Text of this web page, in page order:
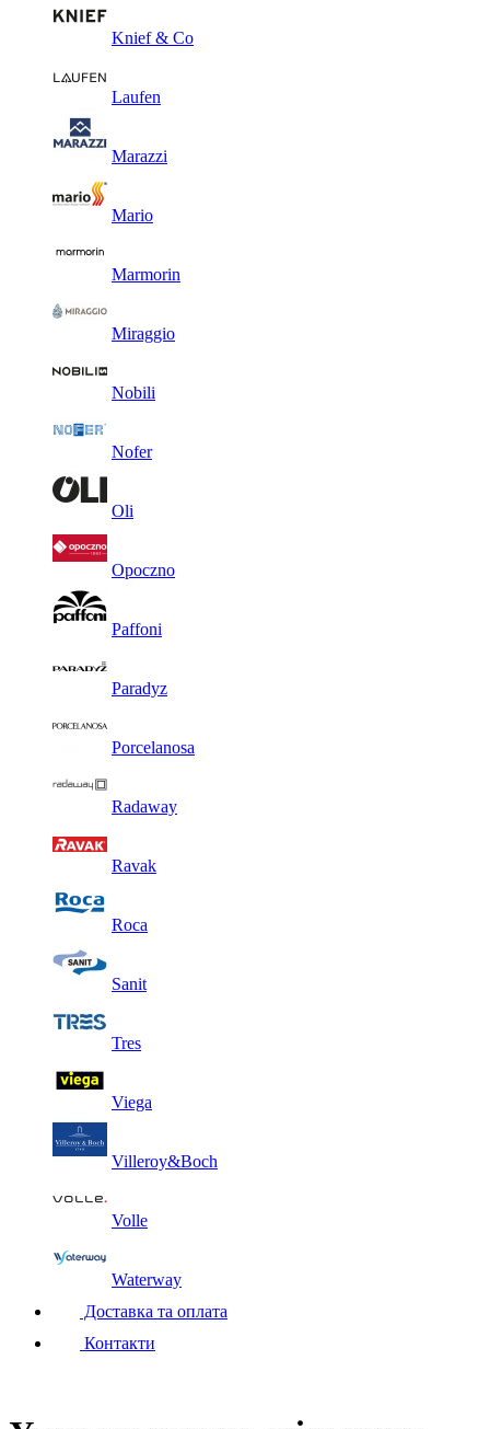
Knief & Co
Laufen
Marazzi
Mario
Marmorin
Miraggio
Nobili
Nofer
Oli
Opoczno
Paffoni
Paradyz
Porcelanosa
Radaway
Ravak
Roca
Sanit
Tres
Viega
Villeroy&Boch
Volle
Waterway
Доставка та оплата
Контакти